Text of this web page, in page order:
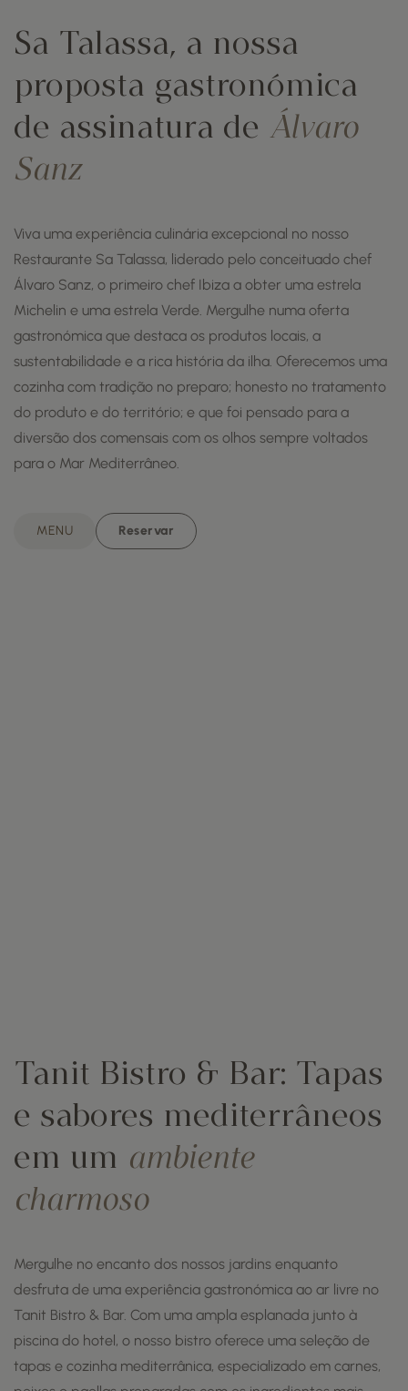
Sa Talassa, a nossa
proposta gastronómica
de assinatura de Álvaro
Sanz
Viva uma experiência culinária excepcional no nosso
Restaurante Sa Talassa, liderado pelo conceituado chef
Álvaro Sanz, o primeiro chef Ibiza a obter uma estrela
Michelin e uma estrela Verde. Mergulhe numa oferta
gastronómica que destaca os produtos locais, a
sustentabilidade e a rica história da ilha. Oferecemos uma
cozinha com tradição no preparo; honesto no tratamento
do produto e do território; e que foi pensado para a
diversão dos comensais com os olhos sempre voltados
para o Mar Mediterrâneo.
MENU Reservar
Tanit Bistro & Bar: Tapas
e sabores mediterrâneos
em um ambiente
charmoso
Mergulhe no encanto dos nossos jardins enquanto
desfruta de uma experiência gastronómica ao ar livre no
Tanit Bistro & Bar. Com uma ampla esplanada junto à
piscina do hotel, o nosso bistro oferece uma seleção de
tapas e cozinha mediterrânica, especializado em carnes,